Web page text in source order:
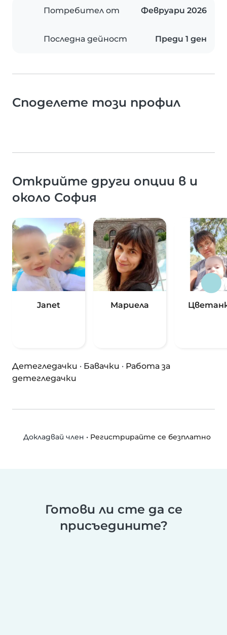
Потребител от Февруари 2026
Последна дейност Преди 1 ден
Споделете този профил
Открийте други опции в и
около София
Janet Мариела
Детегледачки · Бавачки · Работа за
детегледачки
Докладвай член • Регистрирайте се безплатно
Готови ли сте да се
присъедините?